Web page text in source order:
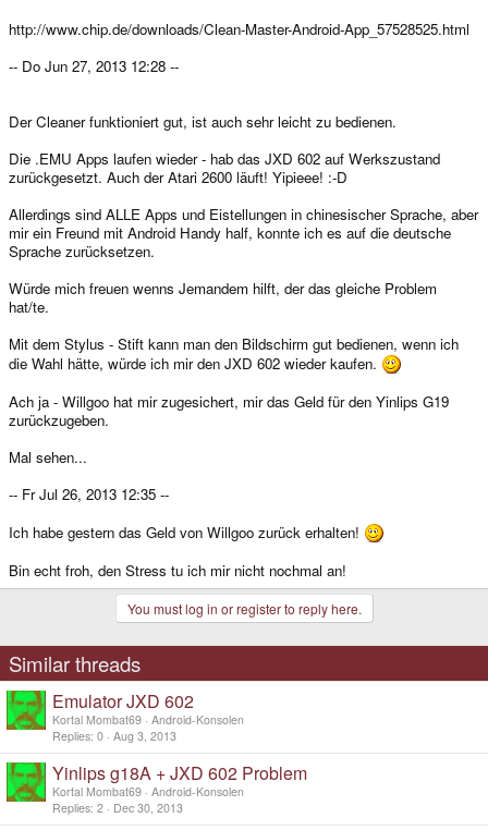
http://www.chip.de/downloads/Clean-Master-Android-App_57528525.html
-- Do Jun 27, 2013 12:28 --
Der Cleaner funktioniert gut, ist auch sehr leicht zu bedienen.
Die .EMU Apps laufen wieder - hab das JXD 602 auf Werkszustand
zurückgesetzt. Auch der Atari 2600 läuft! Yipieee! :-D
Allerdings sind ALLE Apps und Eistellungen in chinesischer Sprache, aber
mir ein Freund mit Android Handy half, konnte ich es auf die deutsche
Sprache zurücksetzen.
Würde mich freuen wenns Jemandem hilft, der das gleiche Problem
hat/te.
Mit dem Stylus - Stift kann man den Bildschirm gut bedienen, wenn ich
die Wahl hätte, würde ich mir den JXD 602 wieder kaufen.
Ach ja - Willgoo hat mir zugesichert, mir das Geld für den Yinlips G19
zurückzugeben.
Mal sehen...
-- Fr Jul 26, 2013 12:35 --
Ich habe gestern das Geld von Willgoo zurück erhalten!
Bin echt froh, den Stress tu ich mir nicht nochmal an!
You must log in or register to reply here.
Similar threads
Emulator JXD 602
Kortal Mombat69 Android-Konsolen
Replies 0 Aug 3, 2013
Yinlips g18A + JXD 602 Problem
Kortal Mombat69 Android-Konsolen
Replies 2 Dec 30, 2013